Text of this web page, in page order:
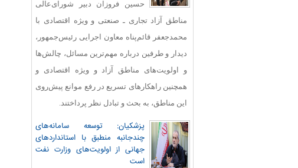
حسین فروزان دبیر شورای‌عالی
مناطق آزاد تجاری ـ صنعتی و ویژه اقتصادی با
محمدجعفر قائم‌پناه معاون اجرایی رئیس‌جمهور،
دیدار و طرفین درباره مهم‌ترین مسائل، چالش‌ها
و اولویت‌های مناطق آزاد و ویژه اقتصادی و
همچنین راهکارهای تسریع در رفع موانع پیش‌روی
این مناطق، به بحث و تبادل نظر پرداختند.
پزشکیان: توسعه سامانه‌های
چندجانبه منطبق با استانداردهای
جهانی از اولویت‌های وزارت نفت
است